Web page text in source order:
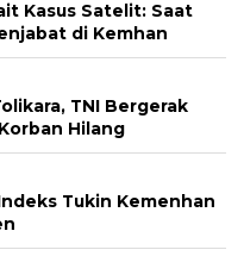
Kasus Satelit: Saat
di Kemhan
TNI Bergerak
Hilang
Tukin Kemenhan